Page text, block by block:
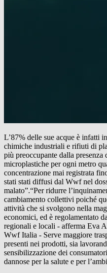
L’87% delle sue acque è infatti
chimiche industriali e rifiuti di
più preoccupante dalla
microplastiche per ogni metro
concentrazione mai registrata
stati stati diffusi dal Wwf nel
malato”.“Per ridurre
cambiamento collettivi poiché
attività che si svolgono nella
economici, ed è regolamentato
regionali e locali - afferma Eva
Wwf Italia - Serve maggiore
presenti nei prodotti, sia
sensibilizzazione dei
dannose per la salute e per